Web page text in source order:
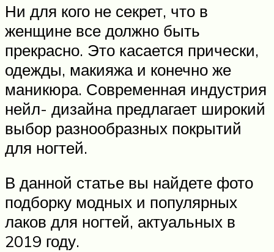
Ни для кого не секрет, что в
женщине все должно быть
прекрасно. Это касается прически,
одежды, макияжа и конечно же
маникюра. Современная индустрия
нейл- дизайна предлагает широкий
выбор разнообразных покрытий
для ногтей.
В данной статье вы найдете фото
подборку модных и популярных
лаков для ногтей, актуальных в
2019 году.